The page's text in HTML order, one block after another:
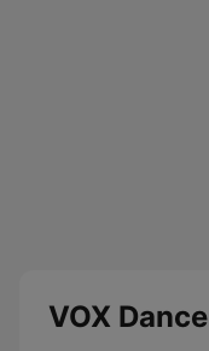
VOX Dance